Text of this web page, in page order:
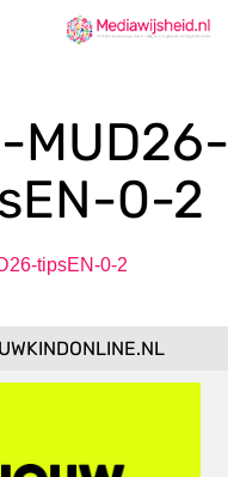
MUD26-
0-2
tipsEN-0-2